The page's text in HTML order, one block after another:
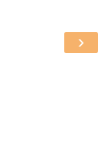
›